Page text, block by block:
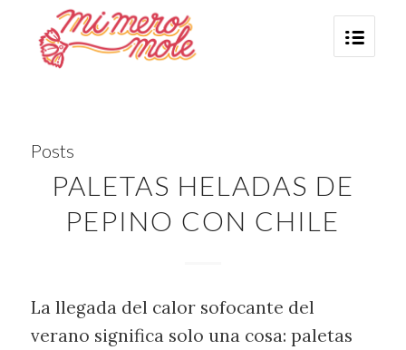
Posts
PALETAS HELADAS DE
PEPINO CON CHILE
La llegada del calor sofocante del
verano significa solo una cosa: paletas